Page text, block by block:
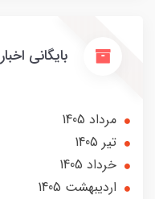
بایگانی اخبار
مرداد 1405
تير 1405
خرداد 1405
ارديبهشت 1405